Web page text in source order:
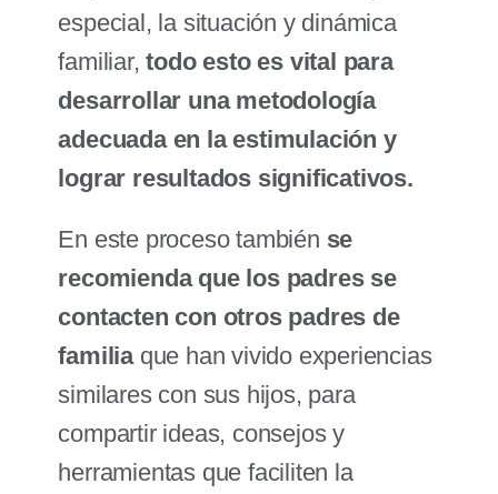
especial, la situación y dinámica
familiar,todo esto es vital para
desarrollar una metodología
adecuada en la estimulación y
lograr resultados significativos.
En este proceso también se
recomienda que los padres se
contacten con otros padres de
familiaque han vivido experiencias
similares con sus hijos, para
compartir ideas, consejos y
herramientas que faciliten la